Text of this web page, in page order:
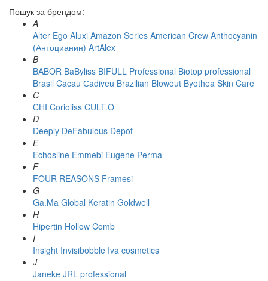
Пошук за брендом:
A
Alter Ego Aluxi Amazon Series American Crew Anthocyanin
(Антоцианин) ArtAlex
B
BABOR BaByliss BIFULL Professional Biotop professional
Brasil Cacau Сadiveu Brazilian Blowout Byothea Skin Care
C
CHI Corioliss CULT.O
D
Deeply DeFabulous Depot
E
Echosline Emmebi Eugene Perma
F
FOUR REASONS Framesi
G
Ga.Ma Global Keratin Goldwell
H
Hipertin Hollow Comb
I
Insight Invisibobble Iva cosmetics
J
Janeke JRL professional